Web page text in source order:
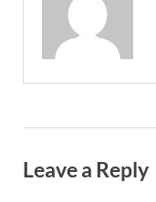
Leave a Reply